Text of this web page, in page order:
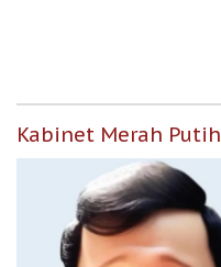
Kabinet Merah Putih